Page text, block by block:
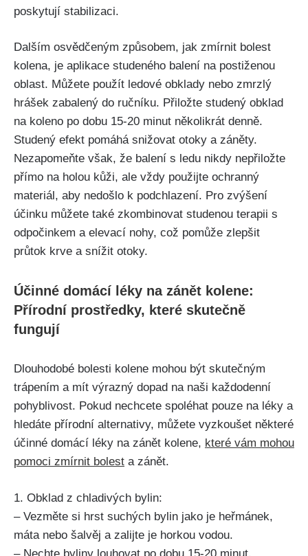
poskytují stabilizaci.
Dalším osvědčeným způsobem, jak zmírnit⁣ bolest
kolena, je aplikace studeného balení na postiženou
oblast. Můžete použít ledové obklady nebo zmrzlý ​
hrášek⁢ zabalený do ručníku. Přiložte ‍studený obklad
na koleno po dobu 15-20 minut několikrát ‌denně.
Studený efekt pomáhá snižovat otoky a záněty.
Nezapomeňte však, že balení s ledu nikdy nepřiložte
‍přímo na holou kůži, ale vždy použijte ochranný
materiál, ⁤aby nedošlo⁢ k podchlazení. Pro ‌zvýšení
účinku můžete také zkombinovat⁤ studenou terapii s
odpočinkem a elevací nohy, ​což pomůže ⁣zlepšit⁢
průtok krve a snížit otoky.
Účinné domácí léky na⁣ zánět kolene:
Přírodní‍ prostředky, které skutečně
fungují
Dlouhodobé bolesti ​kolene mohou⁤ být skutečným
trápením a⁣ mít výrazný dopad ​na naši každodenní
pohyblivost.‌ Pokud nechcete spoléhat pouze na léky a
hledáte přírodní alternativy, můžete vyzkoušet některé
účinné domácí léky na zánět kolene, které vám‍ mohou
pomoci zmírnit bolest a zánět.
1. Obklad z chladivých bylin:
– Vezměte si hrst ​suchých bylin jako je heřmánek,
máta nebo šalvěj a zalijte je horkou vodou.
– Nechte byliny ‍louhovat po dobu 15-20 minut.